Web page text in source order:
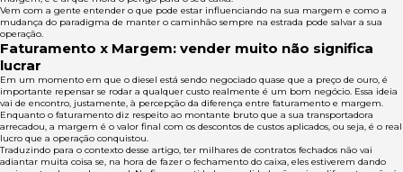
Vem com a gente entender o que pode estar influenciando na sua margem e como a
mudança do paradigma de manter o caminhão sempre na estrada pode salvar a sua
operação.
Faturamento x Margem: vender muito não significa
lucrar
Em um momento em que o diesel está sendo negociado quase que a preço de ouro, é
importante repensar se rodar a qualquer custo realmente é um bom negócio. Essa ideia
vai de encontro, justamente, à percepção da diferença entre faturamento e margem.
Enquanto o faturamento diz respeito ao montante bruto que a sua transportadora
arrecadou, a margem é o valor final com os descontos de custos aplicados, ou seja, é o real
lucro que a operação conquistou.
Traduzindo para o contexto desse artigo, ter milhares de contratos fechados não vai
adiantar muita coisa se, na hora de fazer o fechamento do caixa, eles estiverem dando